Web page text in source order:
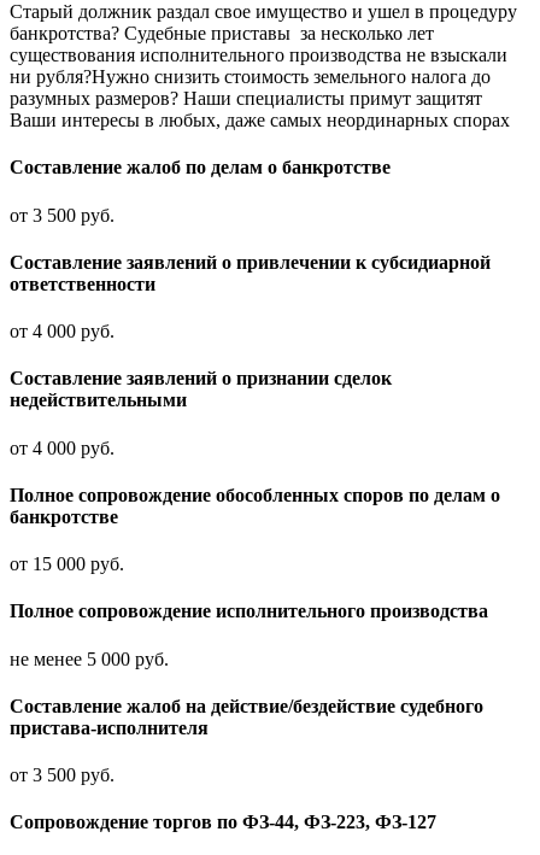
Старый должник раздал свое имущество и ушел в процедуру
банкротства? Судебные приставы за несколько лет
существования исполнительного производства не взыскали
ни рубля?Нужно снизить стоимость земельного налога до
разумных размеров? Наши специалисты примут защитят
Ваши интересы в любых, даже самых неординарных спорах
Составление жалоб по делам о банкротстве
от 3 500 руб.
Составление заявлений о привлечении к субсидиарной
ответственности
от 4 000 руб.
Составление заявлений о признании сделок
недействительными
от 4 000 руб.
Полное сопровождение обособленных споров по делам о
банкротстве
от 15 000 руб.
Полное сопровождение исполнительного производства
не менее 5 000 руб.
Составление жалоб на действие/бездействие судебного
пристава-исполнителя
от 3 500 руб.
Сопровождение торгов по ФЗ-44, ФЗ-223, ФЗ-127